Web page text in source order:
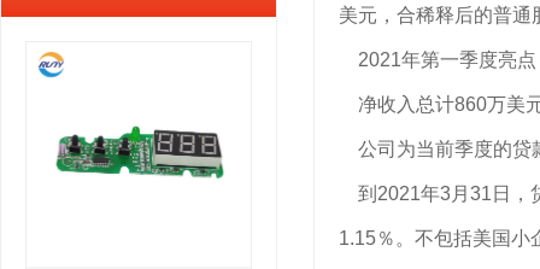
美元，合稀释后的普通
2021年第一季度亮点
净收入总计860万美
公司为当前季度的贷
到2021年3月31日，
1.15％。不包括美国小